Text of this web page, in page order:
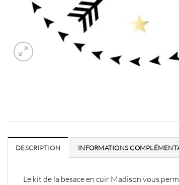
DESCRIPTION INFORMATIONS
Le kit de la besace en cuir Madison vous